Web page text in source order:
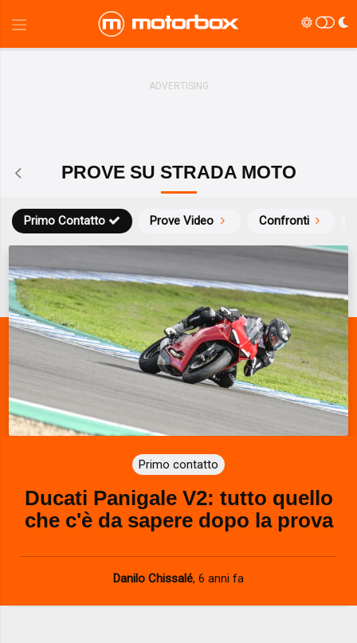
PROVE SU STRADA MOTO
Prove Video Confronti
Primo Contatto
Primo contatto
Ducati Panigale V2: tutto quello
che c'è da sapere dopo la prova
Danilo Chissalé, 6 anni fa